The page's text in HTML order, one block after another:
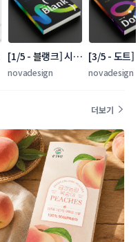
[1/5 - 블랭크] 시대
인재 수학 교재 표
novadesign
[3/5 - 도트]
재 수학 교재
novadesign
더보기